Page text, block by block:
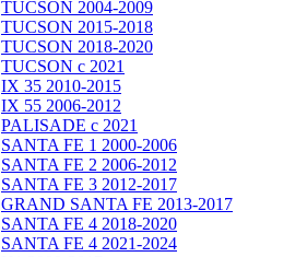
TUCSON 2004-2009
TUCSON 2015-2018
TUCSON 2018-2020
TUCSON с 2021
IX 35 2010-2015
IX 55 2006-2012
PALISADE с 2021
SANTA FE 1 2000-2006
SANTA FE 2 2006-2012
SANTA FE 3 2012-2017
GRAND SANTA FE 2013-2017
SANTA FE 4 2018-2020
SANTA FE 4 2021-2024